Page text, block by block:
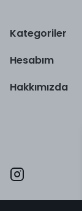
Kategoriler
Hesabım
Hakkımızda